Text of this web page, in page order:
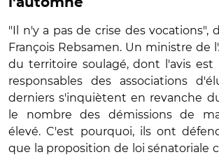
"Il n'y a pas de crise des vocations",
François Rebsamen. Un ministre de
du territoire soulagé, dont l'avis est
responsables des associations
derniers s'inquiètent en revanche
le nombre des démissions de
élevé. C'est pourquoi, ils ont
que la proposition de loi sénatoriale